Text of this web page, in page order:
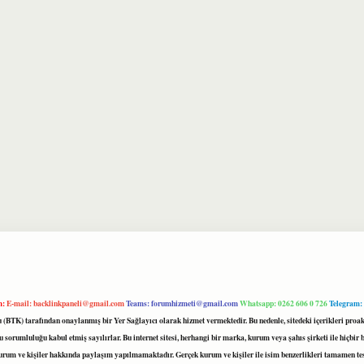
E-mail:backlinkpaneli@gmail.comTeams:forumhizmeti@gmail.comWhatsapp: 0262 606 0 726
tarafından onaylanmış bir Yer Sağlayıcı olarak hizmet vermektedir. Bu nedenle, sitedeki içerikleri
kabul etmiş sayılırlar. Bu internet sitesi, herhangi bir marka, kurum veya şahıs şirketi ile hiçbir
ve kişiler hakkında paylaşım yapılmamaktadır. Gerçek kurum ve kişiler ile isim benzerlikleri tamamen